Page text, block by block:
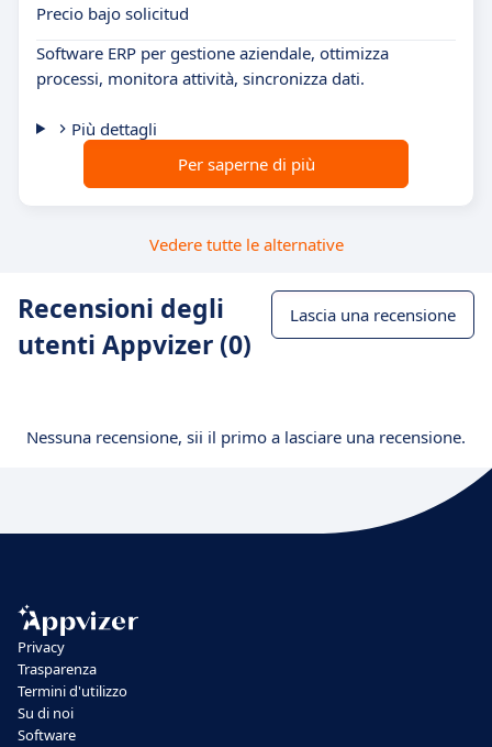
Precio bajo solicitud
Software ERP per gestione aziendale, ottimizza
processi, monitora attività, sincronizza dati.
Più dettagli
Per saperne di più
Vedere tutte le alternative
Recensioni degli
utenti Appvizer (0)
Lascia una recensione
Nessuna recensione, sii il primo a lasciare una recensione.
Privacy
Trasparenza
Termini d'utilizzo
Su di noi
Software